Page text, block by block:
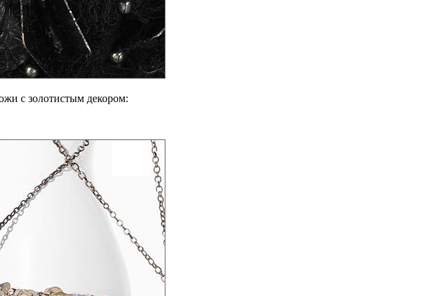
с золотистым декором: